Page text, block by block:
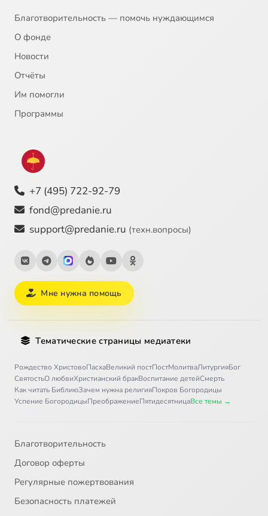
Благотворительность — помочь нуждающимся
О фонде
Новости
Отчёты
Им помогли
Программы
+7 (495) 722-92-79
fond@predanie.ru
support@predanie.ru (техн.вопросы)
Мне нужна помощь
Тематические страницы медиатеки
Рождество ХристовоПасхаВеликий постПостМолитваЛитургияБог
СвятостьО любвиХристианский бракВоспитание детейСмерть
Как читать БиблиюЗачем нужна религияПокров Богородицы
Успение БогородицыПреображениеПятидесятницаВсе темы →
Благотворительность
Договор оферты
Регулярные пожертвования
Безопасность платежей